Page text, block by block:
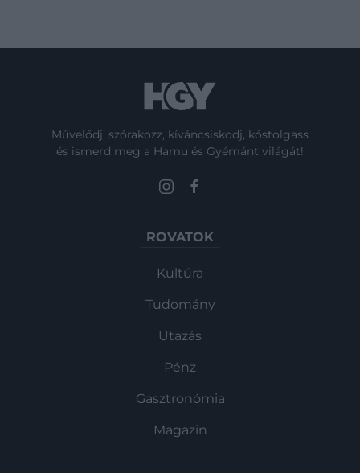
Művelődj, szórakozz, kíváncsiskodj, kóstolgass
és ismerd meg a Hamu és Gyémánt világát!
ROVATOK
Kultúra
Tudomány
Utazás
Pénz
Gasztronómia
Magazin